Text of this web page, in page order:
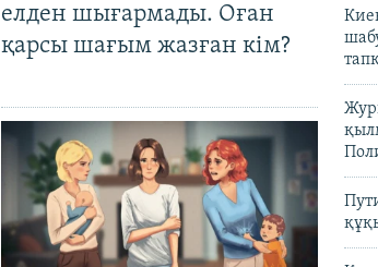
елден шығармады. Оған
қарсы шағым жазған кім?